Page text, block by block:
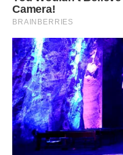
свіжому повітрі і повага
Режим і спокій ніяк не
перестали до нас
антресолі. Вечорами
спати о десятій годині, а
Іноді я чула, як він
– Вибач, до нас не можна